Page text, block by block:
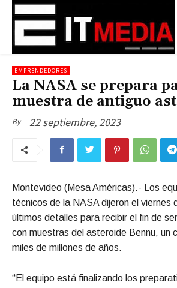
EMPRENDEDORES
La NASA se prepara
muestra de antiguo
By 22 septiembre, 2023
Montevideo (Mesa Américas).- Los
técnicos de la NASA dijeron el viernes
últimos detalles para recibir el fin de
con muestras del asteroide Bennu, un
miles de millones de años.
“El equipo está finalizando los